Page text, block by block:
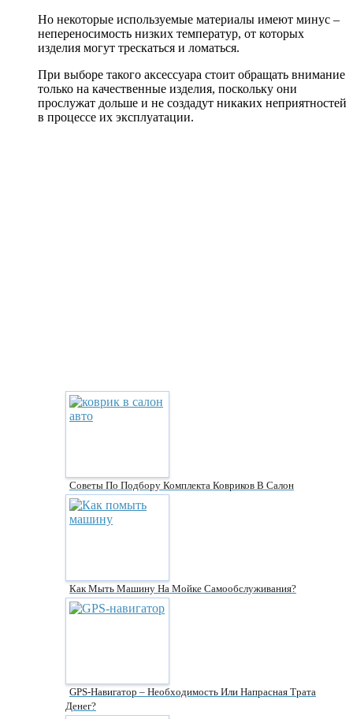
Но некоторые используемые материалы имеют минус –
непереносимость низких температур, от которых
изделия могут трескаться и ломаться.
При выборе такого аксессуара стоит обращать внимание
только на качественные изделия, поскольку они
прослужат дольше и не создадут никаких неприятностей
в процессе их эксплуатации.
Советы По Подбору Комплекта Ковриков В Салон
Как Мыть Машину На Мойке Самообслуживания?
GPS-Навигатор – Необходимость Или Напрасная Трата
Денег?